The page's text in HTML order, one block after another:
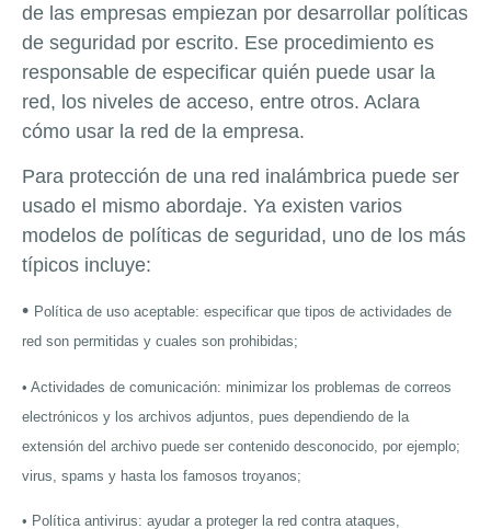
de las empresas empiezan por desarrollar políticas
de seguridad por escrito. Ese procedimiento es
responsable de especificar quién puede usar la
red, los niveles de acceso, entre otros. Aclara
cómo usar la red de la empresa.
Para protección de una red inalámbrica puede ser
usado el mismo abordaje. Ya existen varios
modelos de políticas de seguridad, uno de los más
típicos incluye:
• Política de uso aceptable: especificar que tipos de actividades de
red son permitidas y cuales son prohibidas;
• Actividades de comunicación: minimizar los problemas de correos
electrónicos y los archivos adjuntos, pues dependiendo de la
extensión del archivo puede ser contenido desconocido, por ejemplo;
virus, spams y hasta los famosos troyanos;
• Política antivirus: ayudar a proteger la red contra ataques,